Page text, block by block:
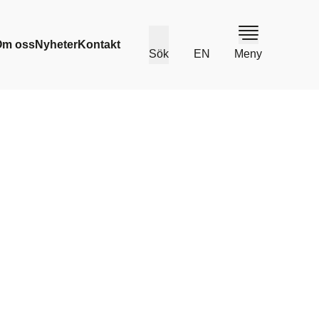
ossNyheterKontakt
Sök EN Meny